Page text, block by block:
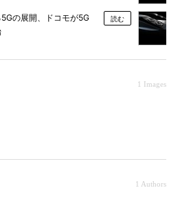
の展開、ドコモが5G
読む
1 Images
1 Authors